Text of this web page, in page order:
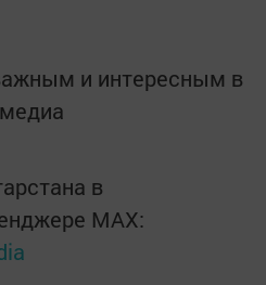
и интересным в
в
MАХ: